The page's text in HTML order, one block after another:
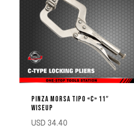
PINZA MORSA TIPO «C» 11″
WISEUP
USD 34.40